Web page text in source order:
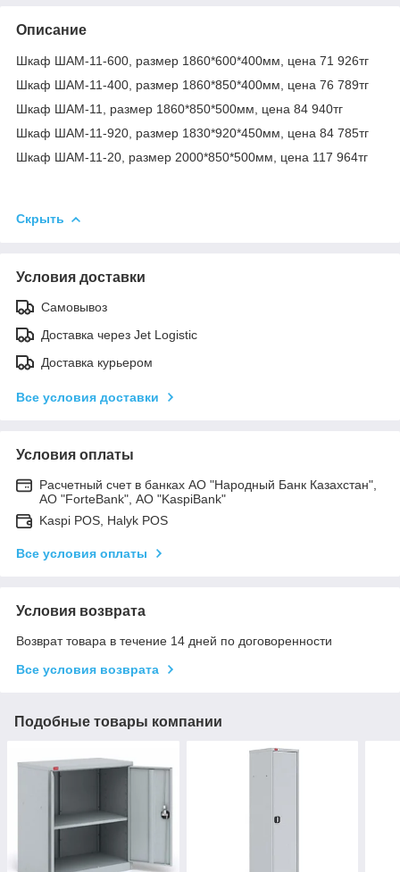
Описание
Шкаф ШАМ-11-600, размер 1860*600*400мм, цена 71 926тг
Шкаф ШАМ-11-400, размер 1860*850*400мм, цена 76 789тг
Шкаф ШАМ-11, размер 1860*850*500мм, цена 84 940тг
Шкаф ШАМ-11-920, размер 1830*920*450мм, цена 84 785тг
Шкаф ШАМ-11-20, размер 2000*850*500мм, цена 117 964тг
Скрыть
Условия доставки
Самовывоз
Доставка через Jet Logistic
Доставка курьером
Все условия доставки
Условия оплаты
Расчетный счет в банках АО "Народный Банк Казахстан",
АО "ForteBank", АО "KaspiBank"
Kaspi POS, Halyk POS
Все условия оплаты
Условия возврата
Возврат товара в течение 14 дней по договоренности
Все условия возврата
Подобные товары компании